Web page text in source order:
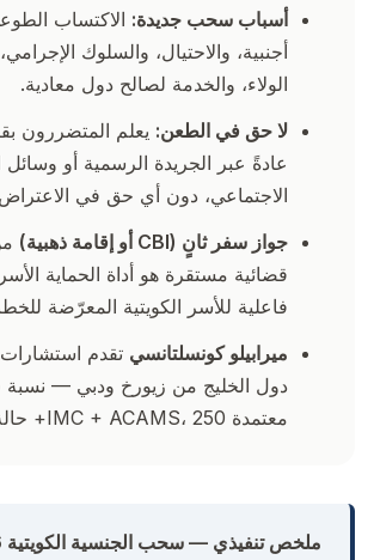
أسباب سحب جديدة: الاكتساب
أجنبية، والاحتيال، والسلوك
الولاء، والخدمة لصالح دول معادية.
لا حق في الطعن: يعلم المتضررون
عادةً عبر الجريدة الرسمية أو وسائل
الاجتماعي، دون أي حق في
جواز سفر ثانٍ (CBI أو إقامة ذهبية)
قضائية مستقرة هو أداة الحماية
فاعلية للأسر الكويتية المعرّضة
ميرابيلو كونسلتانسي تقدم
معتمدة IMC + ACAMS، 250+ حالة CBI.
ملخص تنفيذي — سحب الجنسية الكويتية 2026